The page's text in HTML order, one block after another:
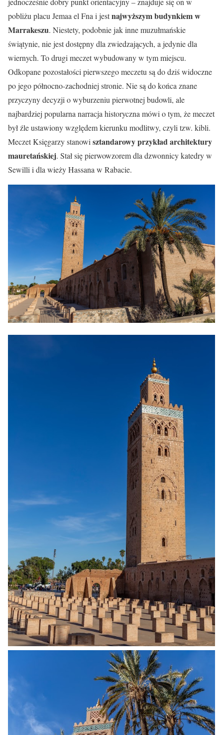
pobliżu placu Jemaa el Fna i jestnajwyższym budynkiem w
Marrakeszu. Niestety, podobnie jak inne muzułmańskie
świątynie, nie jest dostępny dla zwiedzających, a jedynie dla
wiernych. To drugi meczet wybudowany w tym miejscu.
Odkopane pozostałości pierwszego meczetu są do dziś widoczne
po jego północno-zachodniej stronie. Nie są do końca znane
przyczyny decyzji o wyburzeniu pierwotnej budowli, ale
najbardziej popularna narracja historyczna mówi o tym, że meczet
był źle ustawiony względem kierunku modlitwy, czyli tzw. kibli.
Meczet Księgarzy stanowi sztandarowy przykład architektury
mauretańskiej. Stał się pierwowzorem dla dzwonnicy katedry w
Sewilli i dla wieży Hassana w Rabacie.